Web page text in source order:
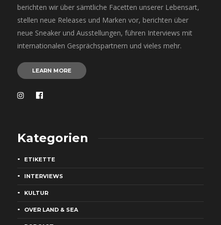
berichten wir über sämtliche Facetten unserer Lebensart,
stellen neue Releases und Marken vor, berichten über
neue Sneaker und Ausstellungen, führen Interviews mit
internationalen Gesprächspartnern und vieles mehr.
LEARN MORE
Kategorien
ETIKETTE
INTERVIEWS
KULTUR
OVER LAND & SEA